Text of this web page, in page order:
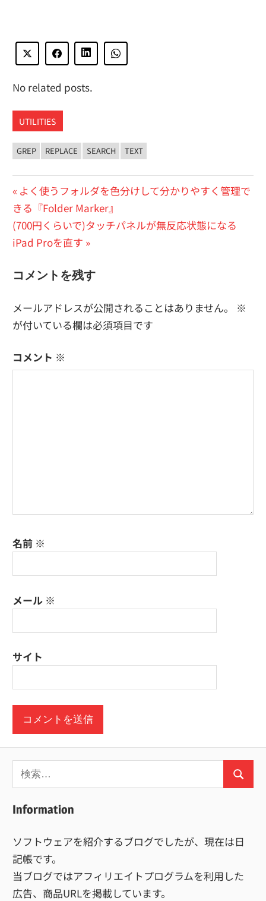
No related posts.
UTILITIES
GREP REPLACE SEARCH TEXT
投
稿
ナ
ゲ
ー
シ
ョ
ン
前
の
投
稿:
よく使うフォルダを色分けして分かりやすく管理で
きる『Folder Marker』
次
の
稿:
(700円くらいで)タッチパネルが無反応状態になる
iPad Proを直す
コメントを残す
メールアドレスが公開されることはありません。
※
が付いている欄は必須項目です
コメント ※
名前 ※
メール ※
サイト
検
索:
検
Information
ソフトウェアを紹介するブログでしたが、現在は日
記帳です。
当ブログではアフィリエイトプログラムを利用した
広告、商品URLを掲載しています。